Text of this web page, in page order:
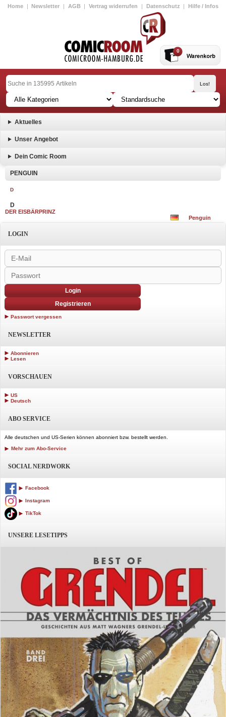
Home | Newsletter | AGB | Vertrag widerrufen | Datenschutz | Hilfe / Infos
0
Aktuelles
Unser Angebot
Dein Comic Room
PENGUIN
D
D
DER EISBÄRPRINZ
Penguin
LOGIN
Login
Registrieren
Passwort vergessen
NEWSLETTER
Abonnieren
Lesen
VORSCHAUEN
US
Deutsch
ABO SERVICE
Alle deutschen und US-Serien können abonniert bzw. bestellt werden.
Mehr zum Abo-Service
SOCIAL NERDWORK
Facebook
Instagram
TikTok
UNSERE LESETIPPS